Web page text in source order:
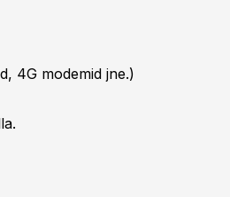
4G modemid jne.)